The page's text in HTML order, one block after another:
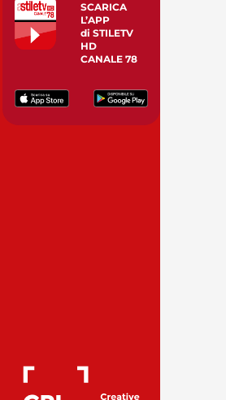
SCARICA
L’APP
di STILETV
HD
CANALE 78